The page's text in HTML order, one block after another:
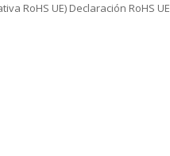
RoHS UE) Declaración RoHS UE